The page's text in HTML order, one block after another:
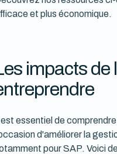
et plus économique.
impacts de
est essentiel de
d'améliorer la
pour SAP. Voici